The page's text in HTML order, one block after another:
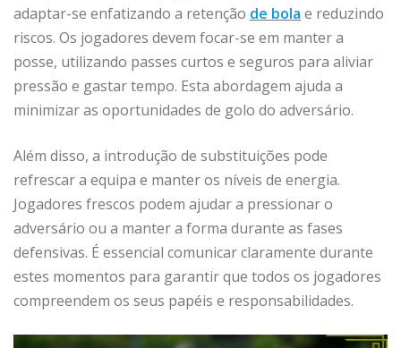
adaptar-se enfatizando a retenção de bola e reduzindo
riscos. Os jogadores devem focar-se em manter a
posse, utilizando passes curtos e seguros para aliviar
pressão e gastar tempo. Esta abordagem ajuda a
minimizar as oportunidades de golo do adversário.
Além disso, a introdução de substituições pode
refrescar a equipa e manter os níveis de energia.
Jogadores frescos podem ajudar a pressionar o
adversário ou a manter a forma durante as fases
defensivas. É essencial comunicar claramente durante
estes momentos para garantir que todos os jogadores
compreendem os seus papéis e responsabilidades.